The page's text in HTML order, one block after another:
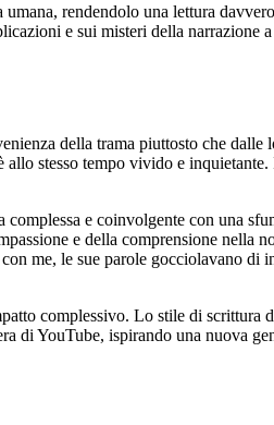
rendendolo una lettura
e sui misteri della
della trama piuttosto che
stesso tempo vivido e
e coinvolgente con una
e della comprensione nella
me, le sue parole gocciolavano
complessivo. Lo stile di scrittura
di YouTube, ispirando una nuova